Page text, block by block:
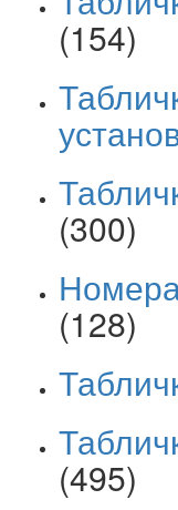
(154)
(300)
(128)
(495)